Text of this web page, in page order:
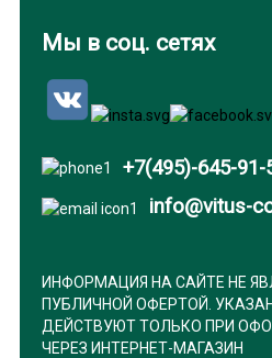
Мы в соц. сетях
+7(495)-645-91-
info@vitus-
ИНФОРМАЦИЯ НА САЙТЕ НЕ
ПУБЛИЧНОЙ ОФЕРТОЙ.
ДЕЙСТВУЮТ ТОЛЬКО ПРИ
ЧЕРЕЗ ИНТЕРНЕТ-МАГАЗИН